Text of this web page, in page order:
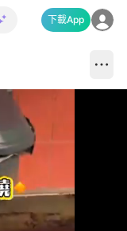
下載App